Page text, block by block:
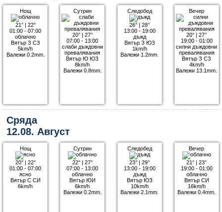
Нощ
21°| 22°
01:00 - 07:00
облачно
Вятър З СЗ
5km/h
Валежи 0.2mm.
Сутрин
20°| 27°
07:00 - 13:00
слаби дъждовни
превалявания
Вятър Ю ЮЗ
8km/h
Валежи 0.8mm.
Следобед
26° |28°
13:00 - 19:00
дъжд
Вятър З ЮЗ
1km/h
Валежи 1.2mm.
Вечер
20° |27°
19:00 - 01:00
силни дъждовни
превалявания
Вятър З СЗ
4km/h
Валежи 13.1mm.
Сряда
12.08. Август
Нощ
20°| 22°
01:00 - 07:00
ясно
Вятър С СИ
6km/h
Сутрин
22°| 27°
07:00 - 13:00
облачно
Вятър ЮИ
6km/h
Валежи 0.2mm.
Следобед
23° |29°
13:00 - 19:00
дъжд
Вятър ЮЗ
10km/h
Валежи 2.1mm.
Вечер
21° |23°
19:00 - 01:00
облачно
Вятър СИ
16km/h
Валежи 0.4mm.